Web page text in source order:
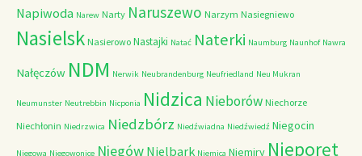
Napiwoda Narew Narty Naruszewo Narzym Nasiegniewo
Nasielsk Nasierowo Nastajki Natać Naterki Naumburg Naunhof Nawra
Nałęczów NDM Nerwik Neubrandenburg Neufriedland Neu Mukran
Neumunster Neutrebbin Nicponia Nidzica Nieborów Niechorze
Niechłonin Niedrzwica Niedzbórz Niedźwiadna Niedźwiedź Niegocin
Niegowa Niegowonice Niegów Nielbark Niemica Niemiry Nieporęt